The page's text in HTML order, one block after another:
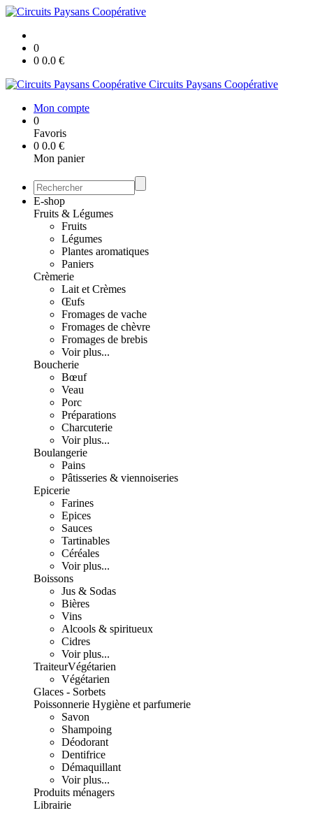
0
0 0.0 €
Circuits Paysans Coopérative
Mon compte
0
Favoris
0 0.0 €
Mon panier
E-shop
Fruits & Légumes
Fruits
Légumes
Plantes aromatiques
Paniers
Crèmerie
Lait et Crèmes
Œufs
Fromages de vache
Fromages de chèvre
Fromages de brebis
Voir plus...
Boucherie
Bœuf
Veau
Porc
Préparations
Charcuterie
Voir plus...
Boulangerie
Pains
Pâtisseries & viennoiseries
Epicerie
Farines
Epices
Sauces
Tartinables
Céréales
Voir plus...
Boissons
Jus & Sodas
Bières
Vins
Alcools & spiritueux
Cidres
Voir plus...
TraiteurVégétarien
Végétarien
Glaces - Sorbets
Poissonnerie Hygiène et parfumerie
Savon
Shampoing
Déodorant
Dentifrice
Démaquillant
Voir plus...
Produits ménagers
Librairie